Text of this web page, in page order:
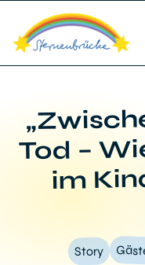
Tod –
im
Story